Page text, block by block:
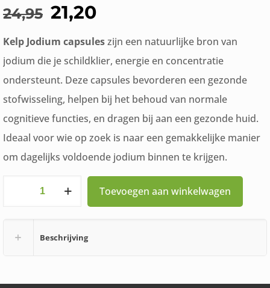
24,95 Oorspronkelijke
was:
€24,95.
21,20Huidige
is:
€21,20.
Kelp Jodium capsuleszijn een natuurlijke bron van
jodium die je schildklier, energie en concentratie
ondersteunt. Deze capsules bevorderen een gezonde
stofwisseling, helpen bij het behoud van normale
cognitieve functies, en dragen bij aan een gezonde huid.
Ideaal voor wie op zoek is naar een gemakkelijke manier
om dagelijks voldoende jodium binnen te krijgen.
Jodium
Capsules
Toevoegen aan winkelwagen
Beschrijving